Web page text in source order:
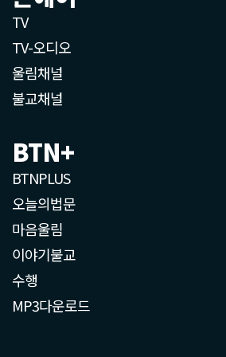
TV
TV-오디오
울림채널
불교채널
BTN+
BTNPLUS
오늘의법문
마음울림
이야기불교
수행
MP3다운로드